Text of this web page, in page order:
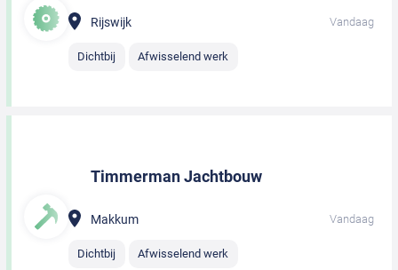
Rijswijk Vandaag
Dichtbij Afwisselend werk
Timmerman Jachtbouw
Makkum Vandaag
Dichtbij Afwisselend werk